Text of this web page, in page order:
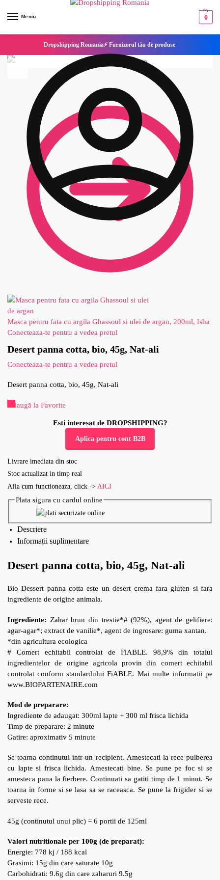
Meniu 0
Dropshipping Romania⚡ Furnizorul tău de produse
Masca pentru fata cu argila Ghassoul si ulei de argan, 200ml, Isha
Conecteaza-te pentru a vedea pretul
Desert panna cotta, bio, 45g, Nat-ali
Conecteaza-te pentru a vedea pretul
Desert panna cotta, bio, 45g, Nat-ali
Adaugă la Favorite
Esti interesat de DROPSHIPPING?
Aplica pentru cont B2B
Livrare imediata din stoc
Stoc actualizat in timp real
Afla cum functioneaza, click -> AICI
Plata sigura cu cardul online
Descriere
Informații suplimentare
Desert panna cotta, bio, 45g, Nat-ali
Bio Dessert panna cotta este un desert crema fara gluten si fara
ingrediente de origine animala.
Ingrediente: Zahar brun din trestie*# (92%), agent de gelifiere:
agar-agar*; extract de vanilie*, agent de ingrosare: guma xantan.
*din agricultura ecologica
# Comert echitabil controlat de FiABLE. 98,9% din totalul
ingredientelor de origine agricola provin din comert echitabil
controlat conform standardului FiABLE. Mai multe informatii pe
www.BIOPARTENAIRE.com
Mod de preparare:
Ingrediente de adaugat: 300ml lapte + 300 ml frisca lichida
Timp de preparare: 2 minute
Gatire: aproximativ 5 minute
Se toarna continutul intr-un recipient. Amestecati la rece pulberea
cu lapte si frisca lichida. Amestecati bine. Se pune pe foc si se
amesteca pana la fierbere. Continuati sa gatiti timp de 1 minut. Se
toarna in forme si se lasa sa se raceasca. Se pune la frigider si se
serveste rece.
45g (continutul unui plic) = 6 portii de 125ml
Valori nutritionale per 100g (de preparat):
Energie: 778 kj / 188 kcal
Grasimi: 15g din care saturate 10g
Carbohidrati: 9.6g din care zaharuri 9.5g